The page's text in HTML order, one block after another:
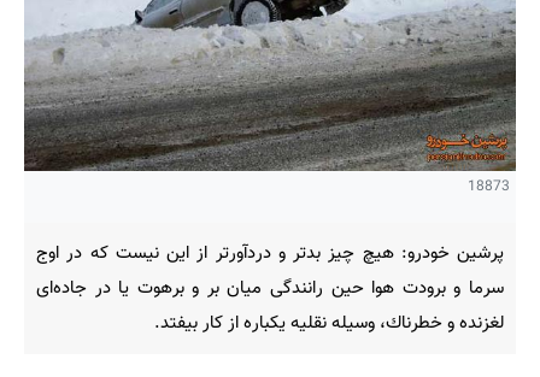
18873
پرشین خودرو: هیچ چیز بدتر و دردآورتر از این نیست كه در اوج
سرما و برودت هوا حین رانندگی میان بر و برهوت یا در جاده‌ای
لغزنده و خطرناك، وسیله نقلیه یكباره از كار بیفتد.